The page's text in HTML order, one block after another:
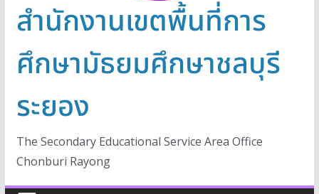
สำนักงานเขตพื้นที่การ
ศึกษามัธยมศึกษาชลบุรี
ระยอง
The Secondary Educational Service Area Office
Chonburi Rayong